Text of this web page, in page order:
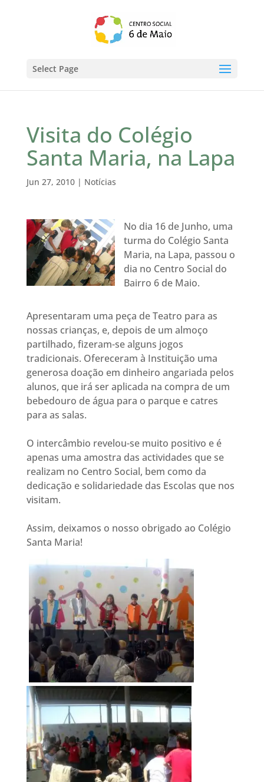
Select Page
Visita do Colégio
Santa Maria, na Lapa
Jun 27, 2010| Notícias
No dia 16 de Junho, uma
turma do Colégio Santa
Maria, na Lapa, passou o
dia no Centro Social do
Bairro 6 de Maio.
Apresentaram uma peça de Teatro para as
nossas crianças, e, depois de um almoço
partilhado, fizeram-se alguns jogos
tradicionais. Ofereceram à Instituição uma
generosa doação em dinheiro angariada pelos
alunos, que irá ser aplicada na compra de um
bebedouro de água para o parque e catres
para as salas.
O intercâmbio revelou-se muito positivo e é
apenas uma amostra das actividades que se
realizam no Centro Social, bem como da
dedicação e solidariedade das Escolas que nos
visitam.
Assim, deixamos o nosso obrigado ao Colégio
Santa Maria!